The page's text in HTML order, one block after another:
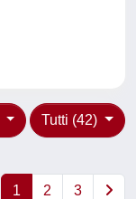
Tutti (42)
1 2 3